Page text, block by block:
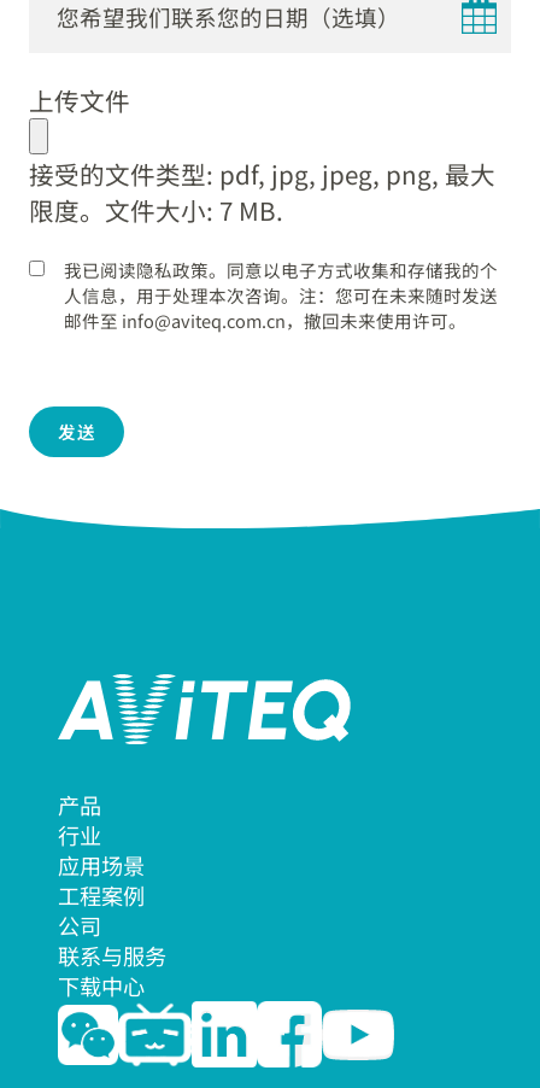
DD
MM
dot
YYYY
上传文件
接受的文件类型: pdf, jpg, jpeg, png, 最大
限度。文件大小: 7 MB.
我已阅读隐私政策。同意以电子方式收集和存储我的个
人信息，用于处理本次咨询。注：您可在未来随时发送
邮件至 info@aviteq.com.cn，撤回未来使用许可。
发送
产品
行业
应用场景
工程案例
公司
联系与服务
下载中心